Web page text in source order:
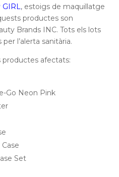
GIRL, estoigs de maquillatge
productes son
Brands INC. Tots els lots
l’alerta sanitària.
productes afectats:
Go Neon Pink
Set